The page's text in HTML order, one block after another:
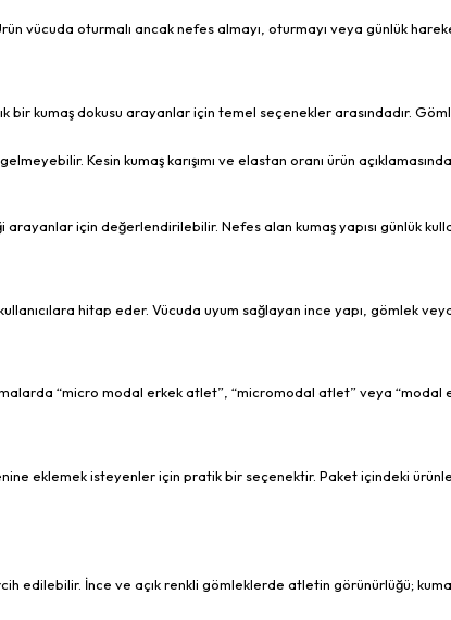
oturmalı ancak nefes almayı, oturmayı veya günlük
bir kumaş dokusu arayanlar için temel seçenekler arasındadır.
Kesin kumaş karışımı ve elastan oranı ürün
için değerlendirilebilir. Nefes alan kumaş yapısı günlük
hitap eder. Vücuda uyum sağlayan ince yapı, gömlek
“micro modal erkek atlet”, “micromodal atlet” veya
eklemek isteyenler için pratik bir seçenektir. Paket içindeki
İnce ve açık renkli gömleklerde atletin görünürlüğü;